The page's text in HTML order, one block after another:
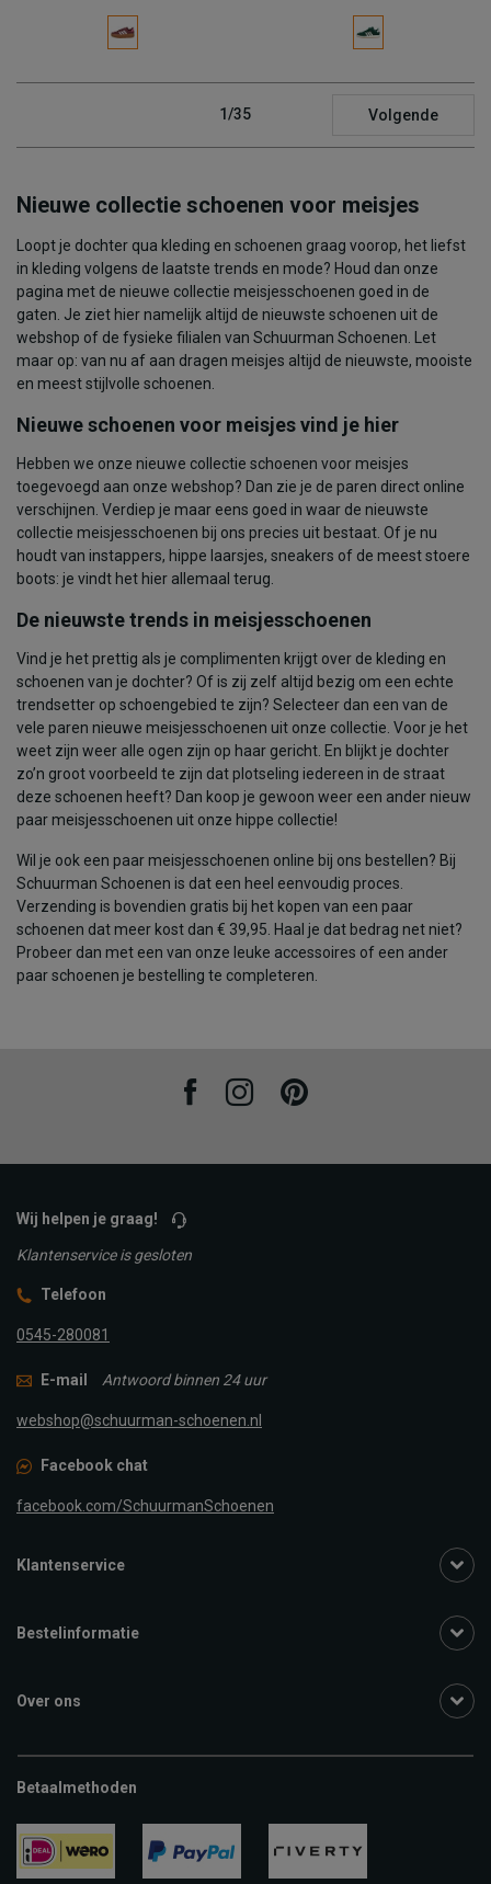
1/35 Volgende
Nieuwe collectie schoenen voor meisjes
Loopt je dochter qua kleding en schoenen graag voorop, het liefst
in kleding volgens de laatste trends en mode? Houd dan onze
pagina met de nieuwe collectie meisjesschoenen goed in de
gaten. Je ziet hier namelijk altijd de nieuwste schoenen uit de
webshop of de fysieke filialen van Schuurman Schoenen. Let
maar op: van nu af aan dragen meisjes altijd de nieuwste, mooiste
en meest stijlvolle schoenen.
Nieuwe schoenen voor meisjes vind je hier
Hebben we onze nieuwe collectie schoenen voor meisjes
toegevoegd aan onze webshop? Dan zie je de paren direct online
verschijnen. Verdiep je maar eens goed in waar de nieuwste
collectie meisjesschoenen bij ons precies uit bestaat. Of je nu
houdt van instappers, hippe laarsjes, sneakers of de meest stoere
boots: je vindt het hier allemaal terug.
De nieuwste trends in meisjesschoenen
Vind je het prettig als je complimenten krijgt over de kleding en
schoenen van je dochter? Of is zij zelf altijd bezig om een echte
trendsetter op schoengebied te zijn? Selecteer dan een van de
vele paren nieuwe meisjesschoenen uit onze collectie. Voor je het
weet zijn weer alle ogen zijn op haar gericht. En blijkt je dochter
zo’n groot voorbeeld te zijn dat plotseling iedereen in de straat
deze schoenen heeft? Dan koop je gewoon weer een ander nieuw
paar meisjesschoenen uit onze hippe collectie!
Wil je ook een paar meisjesschoenen online bij ons bestellen? Bij
Schuurman Schoenen is dat een heel eenvoudig proces.
Verzending is bovendien gratis bij het kopen van een paar
schoenen dat meer kost dan € 39,95. Haal je dat bedrag net niet?
Probeer dan met een van onze leuke accessoires of een ander
paar schoenen je bestelling te completeren.
FacebookInstagramPinterest
Wij helpen je graag!
Klantenservice is gesloten
Telefoon
0545-280081
E-mail Antwoord binnen 24 uur
webshop@schuurman-schoenen.nl
Facebook chat
facebook.com/SchuurmanSchoenen
Klantenservice
Bestelinformatie
Over ons
Betaalmethoden